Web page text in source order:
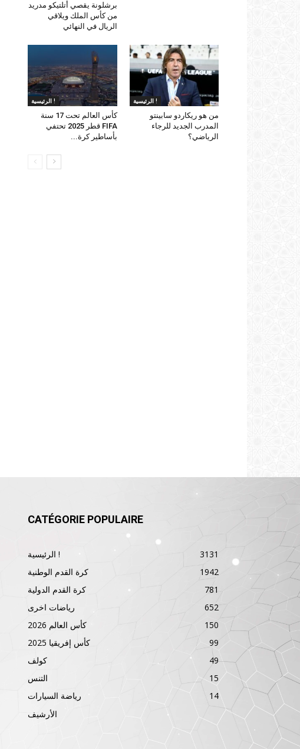
برشلونة يقصي أتلتيكو مدريد
من كأس الملك ويلاقي
الريال في النهائي
الرئيسية !
كأس العالم تحت 17 سنة
FIFA قطر 2025 تحتفي
بأساطير كرة...
الرئيسية !
من هو ريكاردو سابينتو
المدرب الجديد للرجاء
الرياضي؟
CATÉGORIE POPULAIRE
الرئيسية !
3131
كرة القدم الوطنية
1942
كرة القدم الدولية
781
رياضات اخرى
652
كأس العالم 2026
150
كأس إفريقيا 2025
99
كولف
49
التنس
15
رياضة السيارات
14
الأرشيف